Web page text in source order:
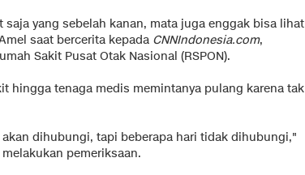
yang sebelah kanan, mata juga enggak bisa lihat
saat bercerita kepada CNNIndonesia.com,
Sakit Pusat Otak Nasional (RSPON).
hingga tenaga medis memintanya pulang karena tak
dihubungi, tapi beberapa hari tidak dihubungi,"
pemeriksaan.